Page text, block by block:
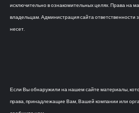
исключительно в ознакомительных целях. Права на
владельцам. Администрация сайта ответственности
несет.
Если Вы обнаружили на нашем сайте материалы,
права, принадлежащие Вам, Вашей компании или